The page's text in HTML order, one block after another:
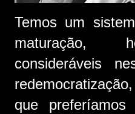
Temos um
maturação,
consideráveis
que